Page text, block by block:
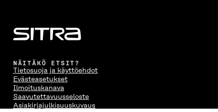
NÄITÄKÖ ETSIT?
Tietosuoja ja käyttöehdot
Evästeasetukset
Ilmoituskanava
Saavutettavuusseloste
Asiakirjajulkisuuskuvaus